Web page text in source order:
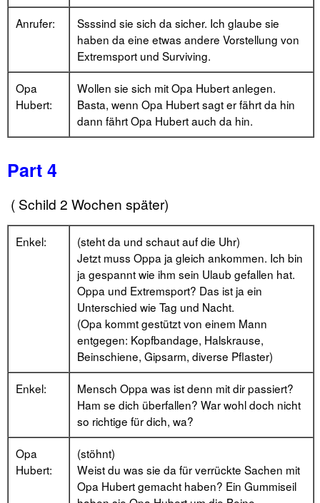
Anrufer:
Ssssind sie sich da sicher. Ich glaube sie
haben da eine etwas andere Vorstellung von
Extremsport und Surviving.
Opa
Hubert:
Wollen sie sich mit Opa Hubert anlegen.
Basta, wenn Opa Hubert sagt er fährt da hin
dann fährt Opa Hubert auch da hin.
Part 4
( Schild 2 Wochen später)
Enkel:
(steht da und schaut auf die Uhr)
Jetzt muss Oppa ja gleich ankommen. Ich bin
ja gespannt wie ihm sein Ulaub gefallen hat.
Oppa und Extremsport? Das ist ja ein
Unterschied wie Tag und Nacht.
(Opa kommt gestützt von einem Mann
entgegen: Kopfbandage, Halskrause,
Beinschiene, Gipsarm, diverse Pflaster)
Enkel:
Mensch Oppa was ist denn mit dir passiert?
Ham se dich überfallen? War wohl doch nicht
so richtige für dich, wa?
Opa
Hubert:
(stöhnt)
Weist du was sie da für verrückte Sachen mit
Opa Hubert gemacht haben? Ein Gummiseil